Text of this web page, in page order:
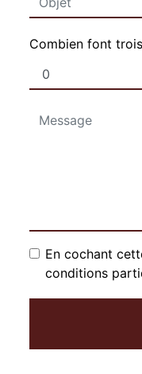
Combien font
En cochant
conditions